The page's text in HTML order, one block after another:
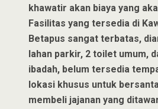
khawatir akan biaya yang
Fasilitas yang tersedia di
Betapus sangat terbatas,
lahan parkir, 2 toilet umum,
ibadah, belum tersedia
lokasi khusus untuk
membeli jajanan yang